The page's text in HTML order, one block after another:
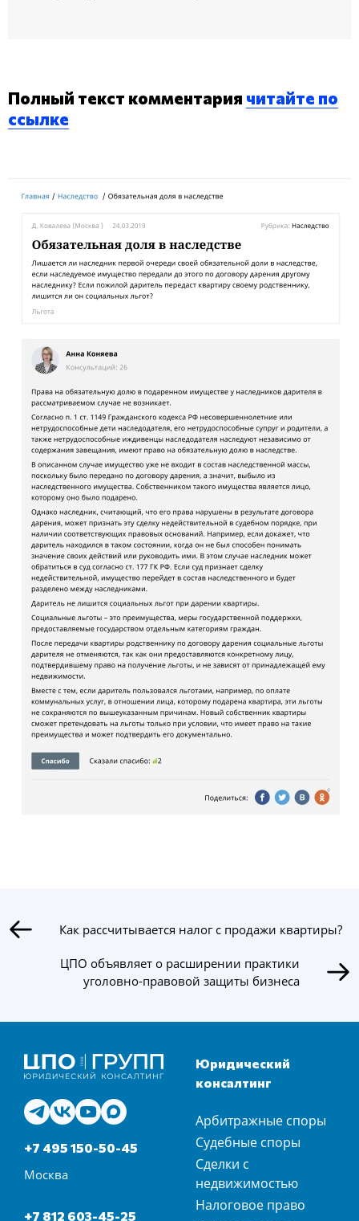
Полный текст комментария читайте по
ссылке
Как рассчитывается налог с продажи квартиры?
ЦПО объявляет о расширении практики
уголовно-правовой защиты бизнеса
+7 495 150-50-45
Москва
+7 812 603-45-25
Юридический
консалтинг
Арбитражные споры
Судебные споры
Сделки с
недвижимостью
Налоговое право